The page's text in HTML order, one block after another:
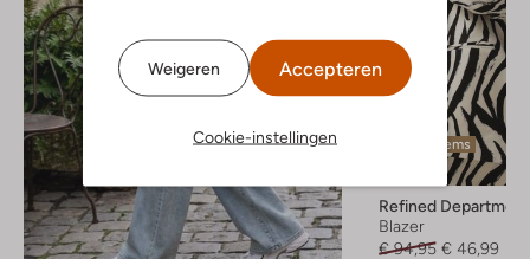
Weigeren Accepteren
Cookie-instellingen
Laatste items
Refined Department
Blazer
€ 94,95 € 46,99